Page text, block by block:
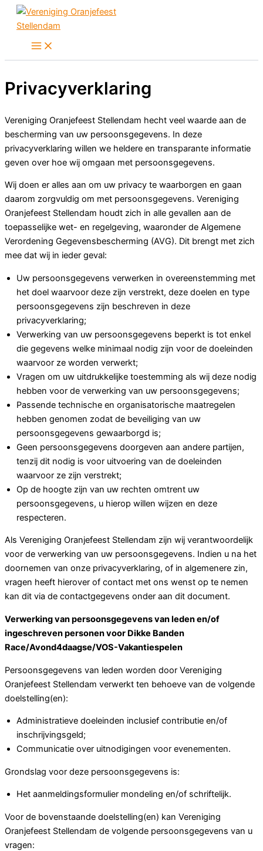
naar
Privacyverklaring
Vereniging Oranjefeest Stellendam hecht veel waarde aan de
bescherming van uw persoonsgegevens. In deze
privacyverklaring willen we heldere en transparante informatie
geven over hoe wij omgaan met persoonsgegevens.
Wij doen er alles aan om uw privacy te waarborgen en gaan
daarom zorgvuldig om met persoonsgegevens. Vereniging
Oranjefeest Stellendam houdt zich in alle gevallen aan de
toepasselijke wet- en regelgeving, waaronder de Algemene
Verordening Gegevensbescherming (AVG). Dit brengt met zich
mee dat wij in ieder geval:
Uw persoonsgegevens verwerken in overeenstemming met
het doel waarvoor deze zijn verstrekt, deze doelen en type
persoonsgegevens zijn beschreven in deze
privacyverklaring;
Verwerking van uw persoonsgegevens beperkt is tot enkel
die gegevens welke minimaal nodig zijn voor de doeleinden
waarvoor ze worden verwerkt;
Vragen om uw uitdrukkelijke toestemming als wij deze nodig
hebben voor de verwerking van uw persoonsgegevens;
Passende technische en organisatorische maatregelen
hebben genomen zodat de beveiliging van uw
persoonsgegevens gewaarborgd is;
Geen persoonsgegevens doorgeven aan andere partijen,
tenzij dit nodig is voor uitvoering van de doeleinden
waarvoor ze zijn verstrekt;
Op de hoogte zijn van uw rechten omtrent uw
persoonsgegevens, u hierop willen wijzen en deze
respecteren.
Als Vereniging Oranjefeest Stellendam zijn wij verantwoordelijk
voor de verwerking van uw persoonsgegevens. Indien u na het
doornemen van onze privacyverklaring, of in algemenere zin,
vragen heeft hierover of contact met ons wenst op te nemen
kan dit via de contactgegevens onder aan dit document.
Verwerking van persoonsgegevens van leden en/of
ingeschreven personen voor Dikke Banden
Race/Avond4daagse/VOS-Vakantiespelen
Persoonsgegevens van leden worden door Vereniging
Oranjefeest Stellendam verwerkt ten behoeve van de volgende
doelstelling(en):
Administratieve doeleinden inclusief contributie en/of
inschrijvingsgeld;
Communicatie over uitnodigingen voor evenementen.
Grondslag voor deze persoonsgegevens is:
Het aanmeldingsformulier mondeling en/of schriftelijk.
Voor de bovenstaande doelstelling(en) kan Vereniging
Oranjefeest Stellendam de volgende persoonsgegevens van u
vragen: